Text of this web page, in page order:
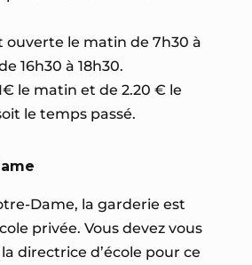
ouverte le matin de 7h30 à
16h30 à 18h30.
le matin et de 2.20 € le
le temps passé.
Dame, la garderie est
privée. Vous devez vous
directrice d’école pour ce